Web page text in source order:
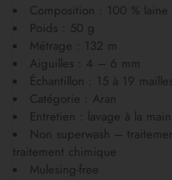
Composition : 100 %
Poids : 50 g
Métrage : 132 m
Aiguilles : 4 – 6 mm
Échantillon : 15 à 19
Catégorie : Aran
Entretien : lavage à la
Non superwash –
traitement chimique
Mulesing-free